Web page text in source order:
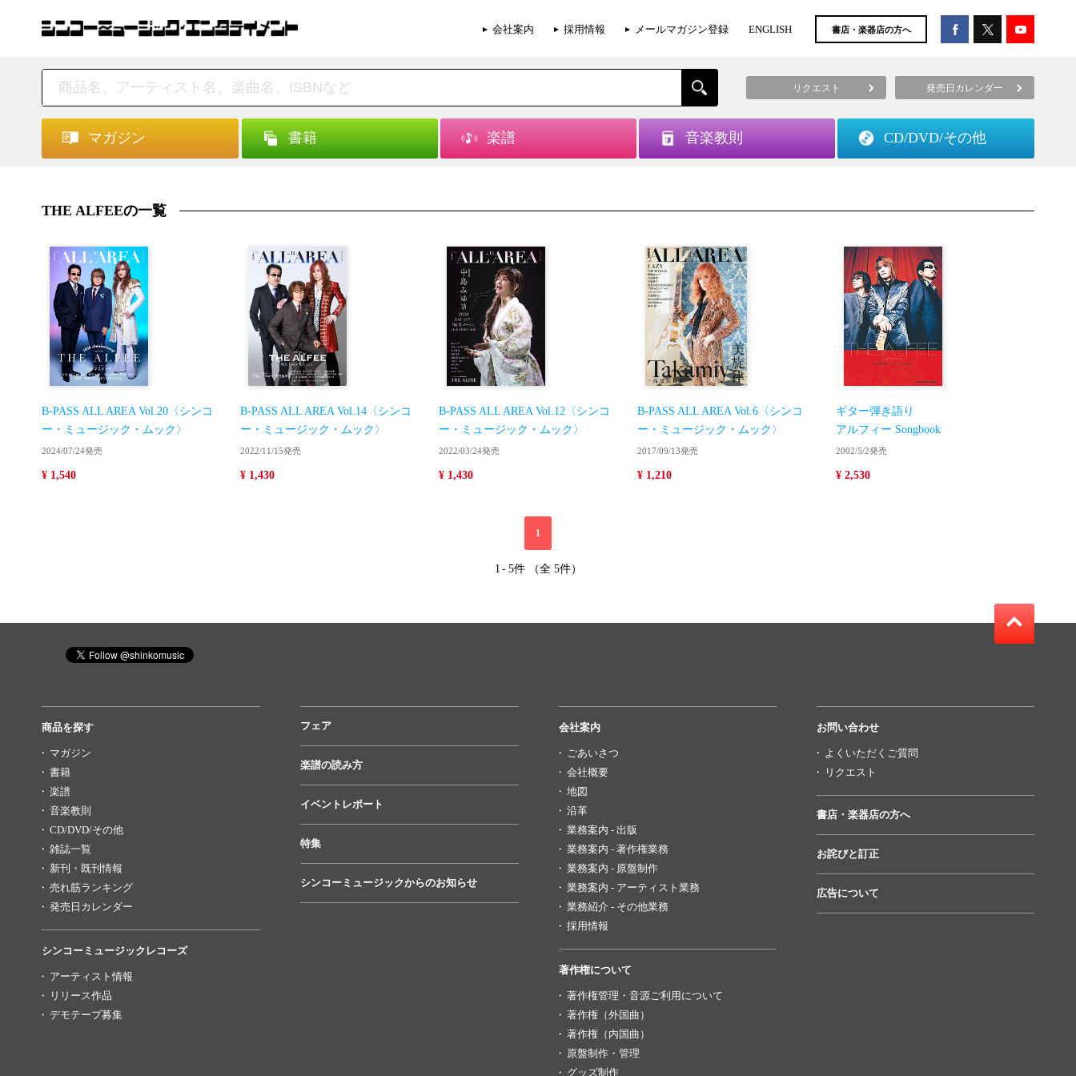
会社案内 採用情報 メールマガジン登録 ENGLISH 書店・楽器店の方へ
リクエスト 発売日カレンダー
マガジン 書籍 楽譜 音楽教則 CD/DVD/その他
THE ALFEEの一覧
B-PASS ALL AREA Vol.20〈シンコ
ー・ミュージック・ムック〉
2024/07/24発売
¥ 1,540
B-PASS ALL AREA Vol.14〈シンコ
ー・ミュージック・ムック〉
2022/11/15発売
¥ 1,430
B-PASS ALL AREA Vol.12〈シンコ
ー・ミュージック・ムック〉
2022/03/24発売
¥ 1,430
B-PASS ALL AREA Vol.6〈シンコ
ー・ミュージック・ムック〉
2017/09/13発売
¥ 1,210
ギター弾き語り
アルフィー Songbook
2002/5/2発売
¥ 2,530
1
1 - 5件 （全 5件）
商品を探す
マガジン
書籍
楽譜
音楽教則
CD/DVD/その他
雑誌一覧
新刊・既刊情報
売れ筋ランキング
発売日カレンダー
シンコーミュージックレコーズ
アーティスト情報
リリース作品
デモテープ募集
フェア
楽譜の読み方
イベントレポート
特集
シンコーミュージックからのお知らせ
会社案内
ごあいさつ
会社概要
地図
沿革
業務案内 - 出版
業務案内 - 著作権業務
業務案内 - 原盤制作
業務案内 - アーティスト業務
業務紹介 - その他業務
採用情報
著作権について
著作権管理・音源ご利用について
著作権（外国曲）
著作権（内国曲）
原盤制作・管理
グッズ制作
お問い合わせ
よくいただくご質問
リクエスト
書店・楽器店の方へ
お詫びと訂正
広告について